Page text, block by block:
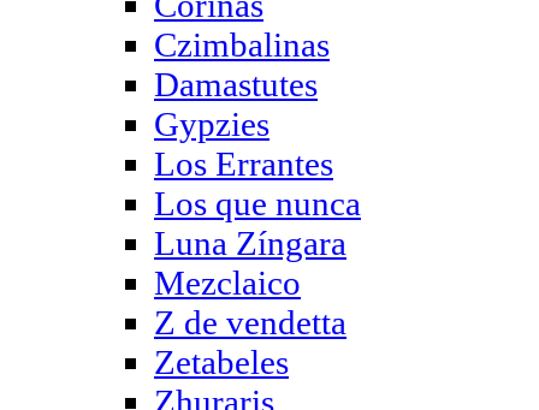
Czimbalinas
Damastutes
Gypzies
Los Errantes
Los que nunca
Luna Zíngara
Mezclaico
Z de vendetta
Zetabeles
Zhuraris